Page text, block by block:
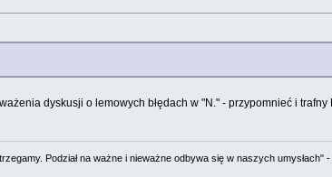
dyskusji o lemowych błędach w "N." - przypomnieć i
Podział na ważne i nieważne odbywa się w naszych umysłach"